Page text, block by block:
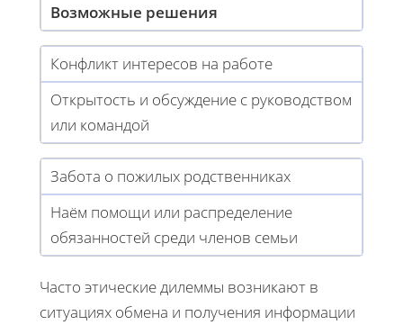
Возможные решения
Конфликт интересов на работе
Открытость и обсуждение с руководством
или командой
Забота о пожилых родственниках
Наём помощи или распределение
обязанностей среди членов семьи
Часто этические дилеммы возникают в
ситуациях обмена и получения информации